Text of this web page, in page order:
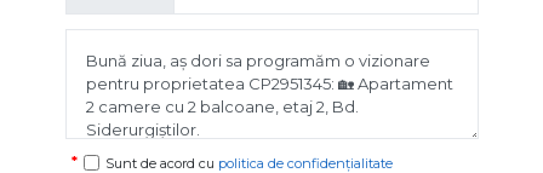
Sunt de acord cu politica de confidențialitate